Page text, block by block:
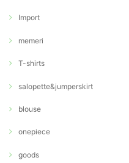
Import
memeri
T-shirts
salopette&jumperskirt
blouse
onepiece
goods